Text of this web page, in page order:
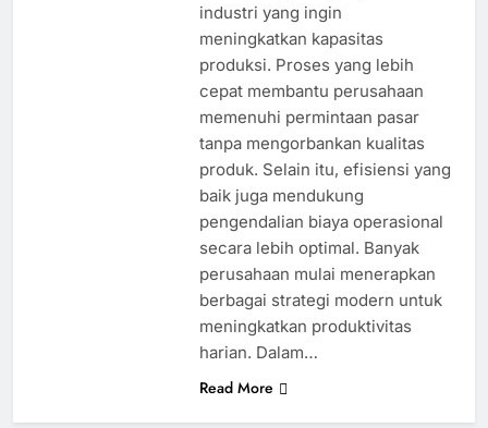
industri yang ingin
meningkatkan kapasitas
produksi. Proses yang lebih
cepat membantu perusahaan
memenuhi permintaan pasar
tanpa mengorbankan kualitas
produk. Selain itu, efisiensi yang
baik juga mendukung
pengendalian biaya operasional
secara lebih optimal. Banyak
perusahaan mulai menerapkan
berbagai strategi modern untuk
meningkatkan produktivitas
harian. Dalam…
Read More